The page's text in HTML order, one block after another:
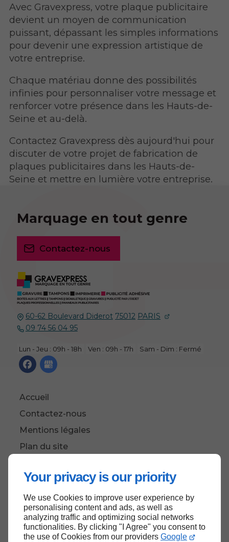
Your privacy is our priority
We use Cookies to improve user experience by
personalising content and ads, as well as
analyzing traffic and optimizing social networks
functionalities. By clicking "I Agree" you consent to
the use of Cookies from our providers Google
Avec Gravexpress, votre plaque publicitaire
devient un moyen de communication
puissant, dépassant les simples informations
pour devenir une expression artistique de
votre entreprise.
Chaque matériau donne des possibilités
infinies pour personnaliser votre message et
renforcer votre présence dans les Hauts-de-
Seine et au-delà.
Contactez Gravexpress dès aujourd'hui pour
discuter de votre projet de fabrication de
plaques publicitaires dans les Hauts-de-
Seine et mettre en lumière votre entreprise.
60-62 Boulevard Diderot 75012 PARIS
09 74 56 04 95
Lun - Jeu : 09h - 18h Ven : 09h - 17h Sam - Dim : Fermé
Accueil
Contactez-nous
Mentions légales
Plan du site
Marquage en tout genre
Contactez-nous
Haut de page